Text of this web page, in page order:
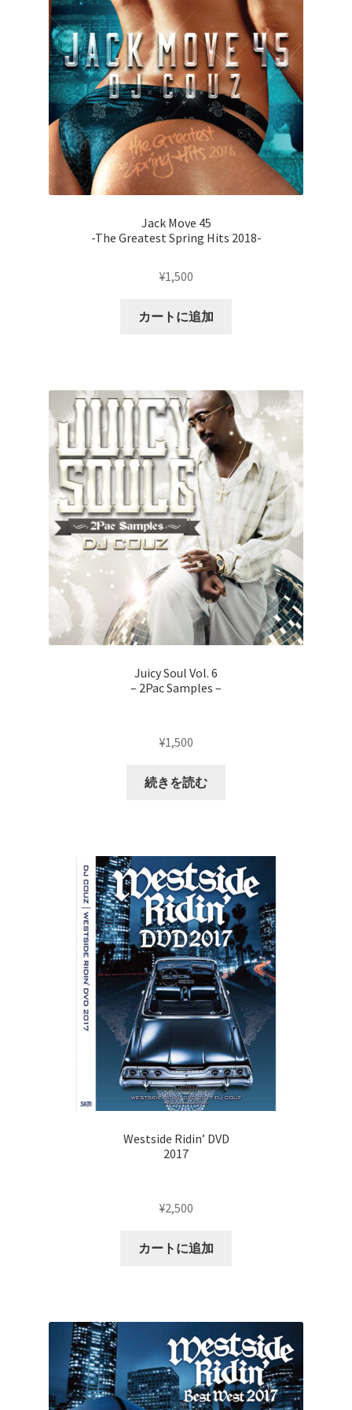
Jack Move 45
-The Greatest Spring Hits 2018-
¥1,500
カートに追加
Juicy Soul Vol. 6
– 2Pac Samples –
¥1,500
続きを読む
Westside Ridin’ DVD
2017
¥2,500
カートに追加